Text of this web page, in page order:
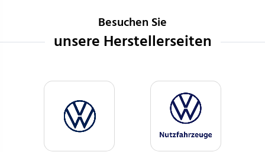
Besuchen Sie
unsere Herstellerseiten